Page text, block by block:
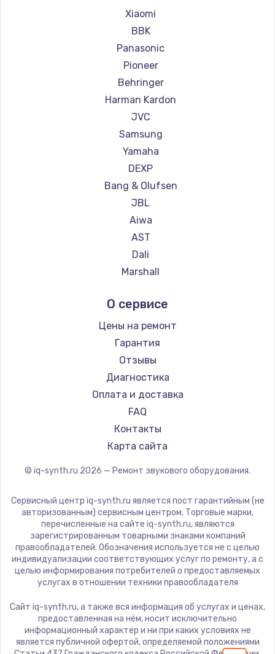
Настройка Wi-Fi
1030 руб.
Заказать
Замена вебкамеры
1260 руб.
Заказать
725 руб.
Заказать
Замена жесткого диска
750 руб.
Заказать
Ремонт цепей питания
2500 руб.
Заказать
Замена видеокарты
1600 руб.
Заказать
Ремонт разъема питания
880 руб.
Замена видеочипа
2745 руб.
Заказать
Замена северного моста
2600 руб.
Заказать
Xiaomi
BBK
Panasonic
Pioneer
Behringer
Harman Kardon
JVC
Samsung
Yamaha
DEXP
Bang & Olufsen
JBL
Aiwa
AST
Dali
Marshall
О сервисе
Цены на ремонт
Гарантия
Отзывы
Диагностика
Оплата и доставка
FAQ
Контакты
Карта сайта
© iq-synth.ru 2026 — Ремонт звукового оборудования.
Сервисный центр iq-synth.ru является пост гарантийным (не
авторизованным) сервисным центром. Торговые марки,
перечисленные на сайте iq-synth.ru, являются
зарегистрированным товарными знаками компаний
правообладателей. Обозначения используется не с целью
индивидуализации соответствующих услуг по ремонту, а с
целью информирования потребителей о предоставляемых
услугах в отношении техники правообладателя
Сайт iq-synth.ru, а также вся информация об услугах и ценах,
предоставленная на нём, носит исключительно
информационный характер и ни при каких условиях не
является публичной офертой, определяемой положениями